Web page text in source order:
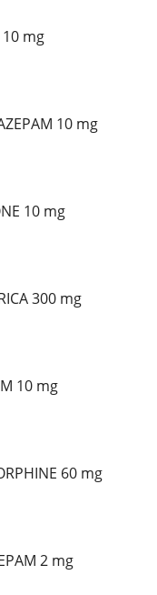
10 mg
10 mg
10 mg
300 mg
10 mg
60 mg
2 mg